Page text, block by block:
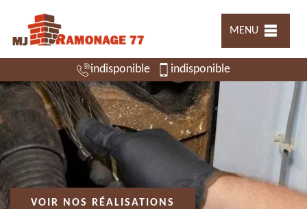
MENU
indisponible indisponible
VOIR NOS RÉALISATIONS